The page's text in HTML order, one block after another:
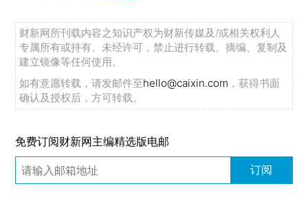
财新网所刊载内容之知识产权为财新传媒及/或相关权利人
专属所有或持有。未经许可，禁止进行转载、摘编、复制及
建立镜像等任何使用。
如有意愿转载，请发邮件至hello@caixin.com ，获得书面
确认及授权后，方可转载。
免费订阅财新网主编精选版电邮
订阅